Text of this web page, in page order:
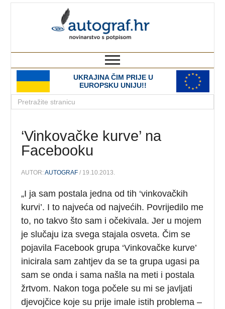
UKRAJINA ČIM PRIJE U
EUROPSKU UNIJU!!
‘Vinkovačke kurve’ na
Facebooku
AUTOR:AUTOGRAF / 19.10.2013.
„I ja sam postala jedna od tih ‘vinkovačkih
kurvi’. I to najveća od najvećih. Povrijedilo me
to, no takvo što sam i očekivala. Jer u mojem
je slučaju iza svega stajala osveta. Čim se
pojavila Facebook grupa ‘Vinkovačke kurve’
inicirala sam zahtjev da se ta grupa ugasi pa
sam se onda i sama našla na meti i postala
žrtvom. Nakon toga počele su mi se javljati
djevojčice koje su prije imale istih problema –